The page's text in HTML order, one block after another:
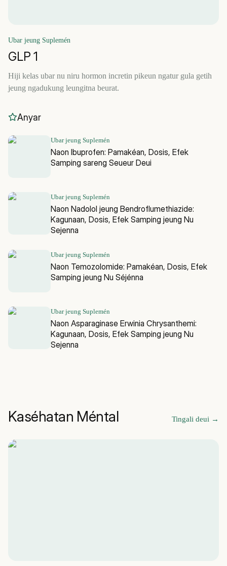
Ubar jeung Suplemén
GLP 1
Hiji kelas ubar nu niru hormon incretin pikeun ngatur gula getih
jeung ngadukung leungitna beurat.
Anyar
Ubar jeung Suplemén
Naon Ibuprofen: Pamakéan, Dosis, Efek
Samping sareng Seueur Deui
Ubar jeung Suplemén
Naon Nadolol jeung Bendroflumethiazide:
Kagunaan, Dosis, Efek Samping jeung Nu
Sejenna
Ubar jeung Suplemén
Naon Temozolomide: Pamakéan, Dosis, Efek
Samping jeung Nu Séjénna
Ubar jeung Suplemén
Naon Asparaginase Erwinia Chrysanthemi:
Kagunaan, Dosis, Efek Samping jeung Nu
Sejenna
Kaséhatan Méntal Tingali deui →